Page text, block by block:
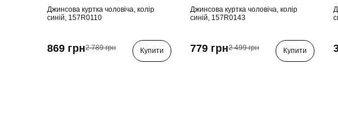
Джинсова куртка чоловіча, колір
синій, 157R0110
869 грн2 789 грн Купити
Джинсова куртка чоловіча, колір
синій, 157R0143
779 грн2 499 грн Купити